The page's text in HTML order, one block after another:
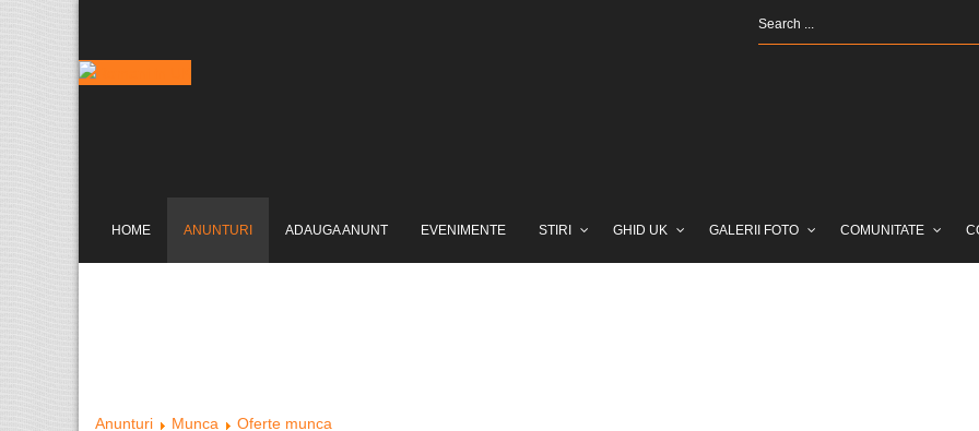
HOME ANUNTURI ADAUGA ANUNT EVENIMENTE STIRI GHID UK GALERII FOTO COMUNITATE
Anunturi Munca Oferte munca